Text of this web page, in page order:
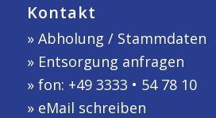
Kontakt
» Abholung / Stammdaten
» Entsorgung anfragen
» fon: +49 3333 • 54 78 10
» eMail schreiben